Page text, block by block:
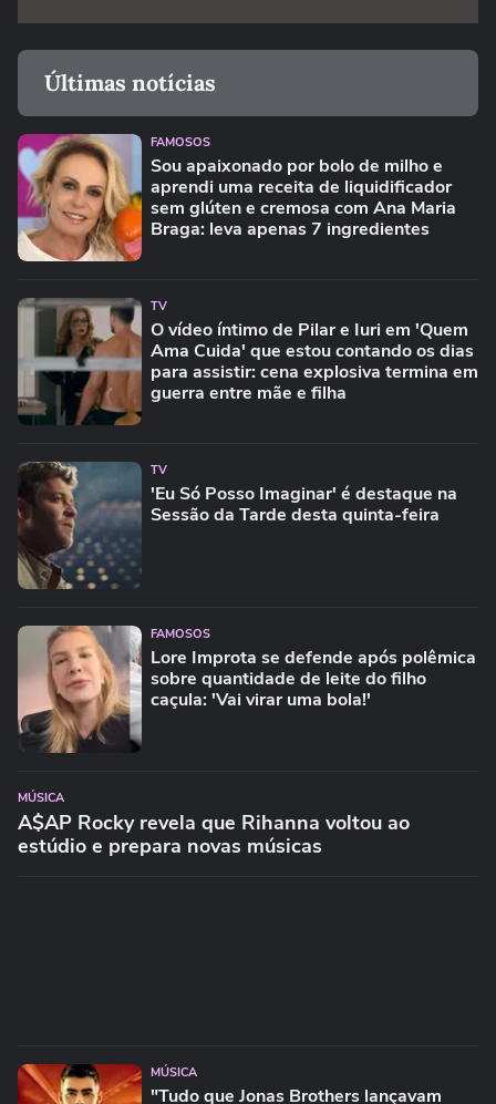
Últimas notícias
FAMOSOS
Sou apaixonado por bolo de milho e
aprendi uma receita de liquidificador
sem glúten e cremosa com Ana Maria
Braga: leva apenas 7 ingredientes
TV
O vídeo íntimo de Pilar e Iuri em 'Quem
Ama Cuida' que estou contando os dias
para assistir: cena explosiva termina em
guerra entre mãe e filha
TV
'Eu Só Posso Imaginar' é destaque na
Sessão da Tarde desta quinta-feira
FAMOSOS
Lore Improta se defende após polêmica
sobre quantidade de leite do filho
caçula: 'Vai virar uma bola!'
MÚSICA
A$AP Rocky revela que Rihanna voltou ao
estúdio e prepara novas músicas
MÚSICA
"Tudo que Jonas Brothers lançavam